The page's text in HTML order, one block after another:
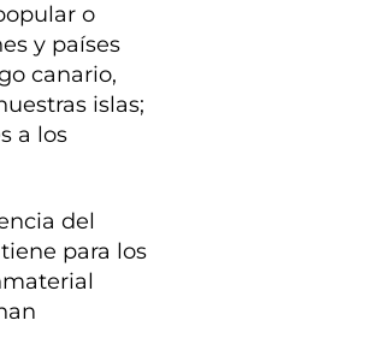
o
y países
canario,
islas;
a los
del
para los